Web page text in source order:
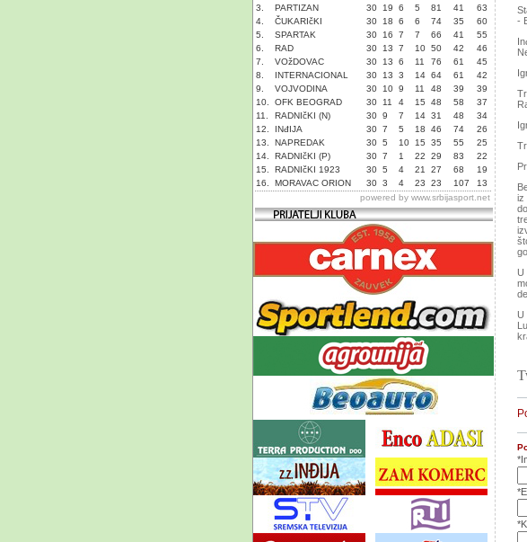
3.
PARTIZAN 30 19 6 5 81 41
63
4.
ČUKARIčKI 30 18 6 6 74 35
60
5.
SPARTAK 30 16 7 7 66 41
55
6.
RAD 30 13 7 10 50 42
46
7.
VOžDOVAC 30 13 6 11 76 61
45
8.
INTERNACIONAL 30 13 3 14 64 61
42
9.
VOJVODINA 30 10 9 11 48 39
39
10.
OFK BEOGRAD 30 11 4 15 48 58
37
11.
RADNIčKI (N) 30 9 7 14 31 48
34
12.
INđIJA 30 7 5 18 46 74
26
13.
NAPREDAK 30 5 10 15 35 55
25
14.
RADNIčKI (P) 30 7 1 22 29 83
22
15.
RADNIčKI 1923 30 5 4 21 27 68
19
16.
MORAVAC ORION 30 3 4 23 23 107
13
powered by www.srbijasport.net
-
iz
U
U